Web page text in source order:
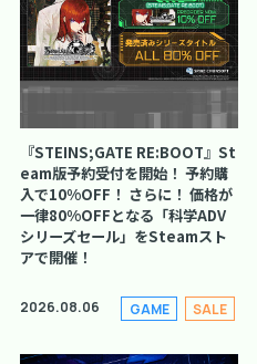
『STEINS;GATE RE:BOOT』St
eam版予約受付を開始！ 予約購
入で10%OFF！ さらに！ 価格が
一律80%OFFとなる「科学ADV
シリーズセール」をSteamスト
アで開催！
2026.08.06 GAME SALE